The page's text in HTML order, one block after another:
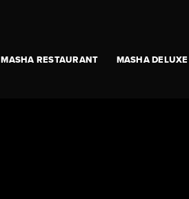
MASHA RESTAURANT MASHA DELUXE